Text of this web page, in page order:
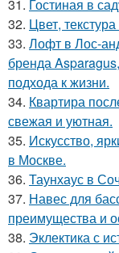
31. Гостиная в
32. Цвет,
33. Лофт в Лос-
бренда
подхода к жизни.
34. Квартира
свежая и уютная.
35. Искусство,
в Москве.
36. Таунхаус в
37. Навес для
преимущества и
38. Эклектика с